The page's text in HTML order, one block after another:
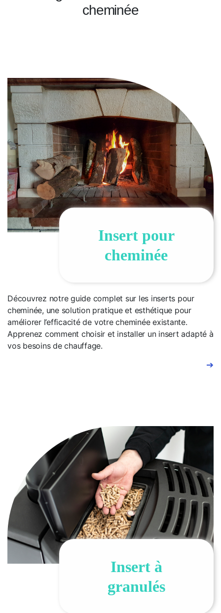
cheminée
Insert pour
cheminée
Découvrez notre guide complet sur les inserts pour
cheminée, une solution pratique et esthétique pour
améliorer l’efficacité de votre cheminée existante.
Apprenez comment choisir et installer un insert adapté à
vos besoins de chauffage.
➔
Insert à
granulés